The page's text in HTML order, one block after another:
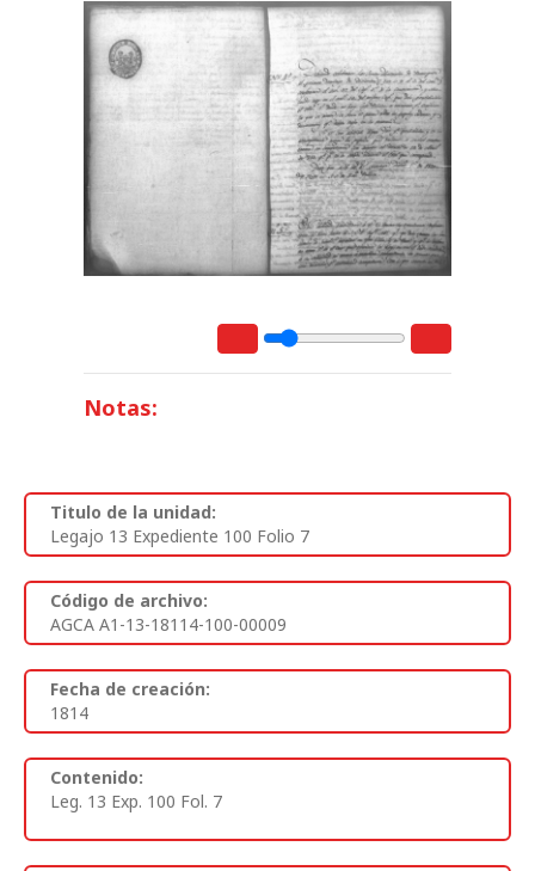
Notas:
Titulo de la unidad:
Legajo 13 Expediente 100 Folio 7
Código de archivo:
AGCA A1-13-18114-100-00009
Fecha de creación:
1814
Contenido:
Leg. 13 Exp. 100 Fol. 7